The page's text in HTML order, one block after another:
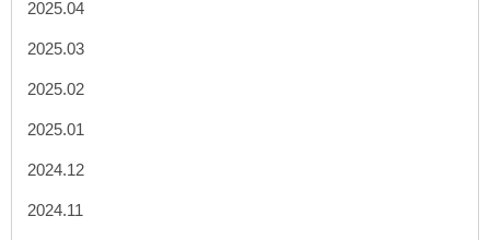
2025.04
2025.03
2025.02
2025.01
2024.12
2024.11